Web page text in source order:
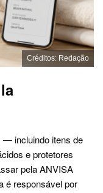
Créditos: Redação
— incluindo itens de
e protetores
pela ANVISA
é responsável por